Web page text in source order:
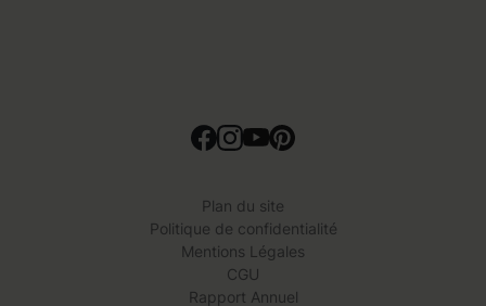
Plan du site
Politique de confidentialité
Mentions Légales
CGU
Rapport Annuel